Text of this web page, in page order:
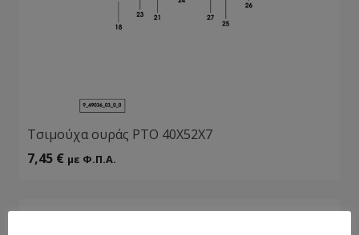
Τσιμούχα ουράς ΡΤΟ 40Χ52Χ7
7,45 € με Φ.Π.Α.